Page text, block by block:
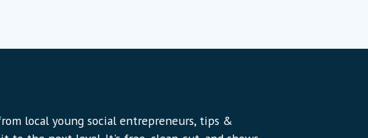
local young social entrepreneurs, tips &